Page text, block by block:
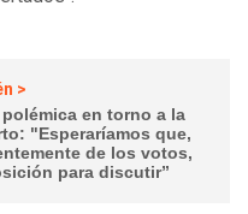
>
en torno a la
"Esperaríamos que,
de los votos,
para discutir”